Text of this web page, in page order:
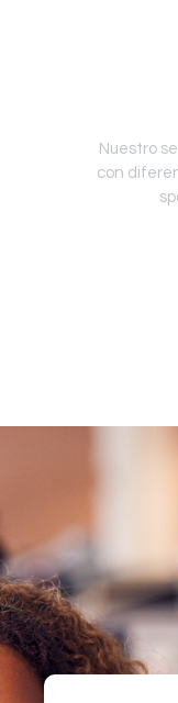
Nuestro
con